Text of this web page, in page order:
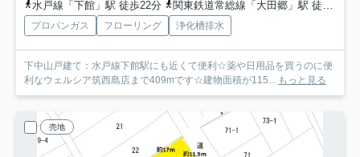
水戸線「下館」駅 徒歩22分
関東鉄道常総線「大田郷」駅 徒歩58分
プロパンガス フローリング 浄化槽排水
下中山戸建て：水戸線下館駅にも近くて便利☆薬や日用品を買うのに便
利なウェルシア筑西島店まで409mです☆建物面積が115... もっと見る
売地